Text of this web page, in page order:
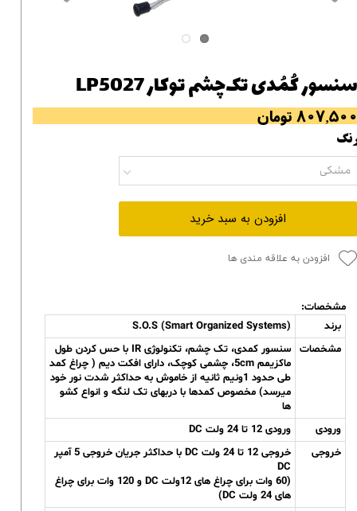
سنسور کُمُدی تک‌چشم توکار LP5027
۸۰۷,۵۰۰ تومان
رنگ
مشکی
افزودن به سبد خرید
افزودن به علاقه مندی ها
مشخصات:
برند
S.O.S (Smart Organized Systems)
مشخصات
سنسور کمدی، تک چشم، تکنولوژی IR با حس کردن طول
ماکزیمم 5cm، چشمی کوچک، دارای افکت دیم ( چراغ کمد
طی حدود 1ونیم ثانیه از خاموش به حداکثر شدت نور خود
میرسد) مخصوص کمدها با دربهای تک لنگه و انواع کشو
ها
ورودی
ورودی 12 تا 24 ولت DC
خروجی
خروجی 12 تا 24 ولت DC با حداکثر جریان خروجی 5 آمپر
DC
(60 وات برای چراغ های 12ولت DC و 120 وات برای چراغ
های 24 ولت DC)